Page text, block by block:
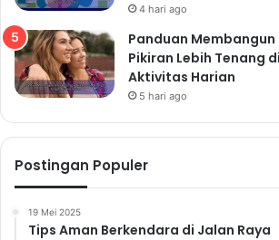
4 hari ago
Panduan
Pikiran Lebih Tenang
Aktivitas Harian
5 hari ago
Postingan Populer
19 Mei 2025
Tips Aman Berkendara di Jalan Raya